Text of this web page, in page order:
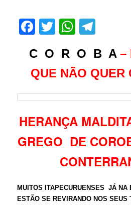
Facebook
Twitter
C O R O B A–
QUE NÃO QUER
HERANÇA
GREGO DE
MUITOS ITAPECURUENSES JÁ NA
ESTÃO SE REVIRANDO NOS SEUS